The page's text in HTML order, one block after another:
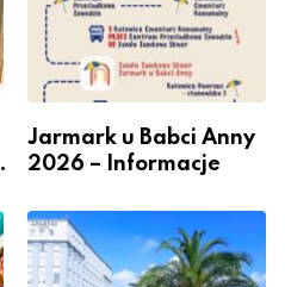
Jarmark u Babci Anny
2026 – Informacje